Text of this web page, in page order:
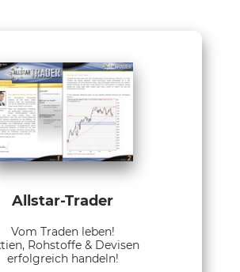
Allstar-Trader
Vom Traden leben!
Rohstoffe & Devisen
erfolgreich handeln!